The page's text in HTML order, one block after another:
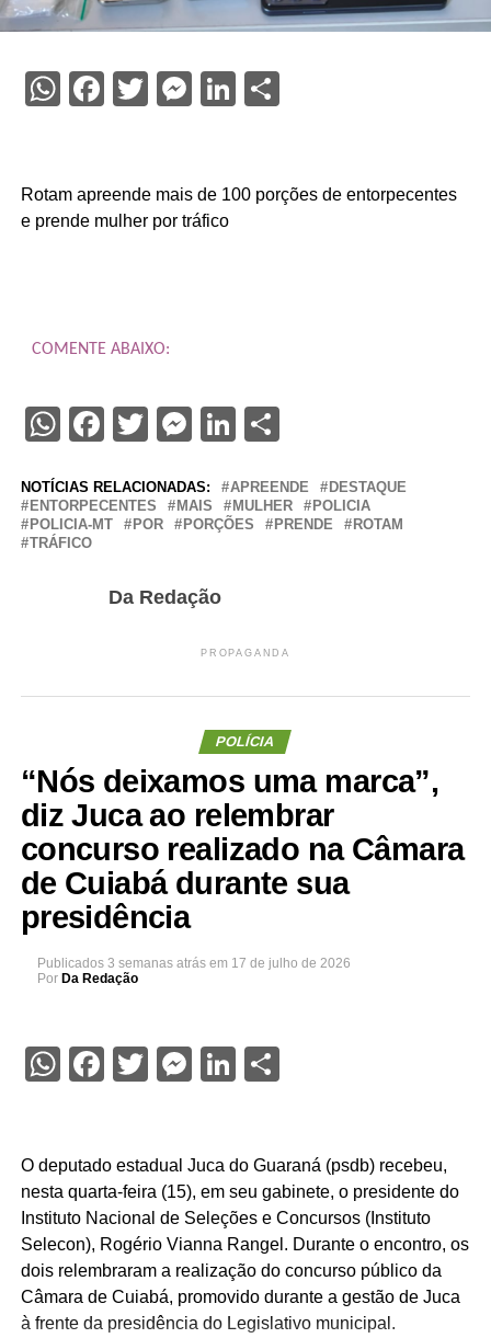
WhatsApp
Facebook
Twitter
Messenger
LinkedIn
Share
Rotam apreende mais de 100 porções de entorpecentes
e prende mulher por tráfico
COMENTE ABAIXO:
WhatsApp
Facebook
Twitter
Messenger
LinkedIn
Share
NOTÍCIAS RELACIONADAS: APREENDE
DESTAQUE
ENTORPECENTES
MAIS MULHER
POLICIA
POLICIA-MT
POR PORÇÕES PRENDE
ROTAM
TRÁFICO
Da Redação
PROPAGANDA
POLÍCIA
“Nós deixamos uma marca”,
diz Juca ao relembrar
concurso realizado na Câmara
de Cuiabá durante sua
presidência
Publicados 3 semanas atrás em 17 de julho de 2026
Por Da Redação
WhatsApp
Facebook
Twitter
Messenger
LinkedIn
Share
O deputado estadual Juca do Guaraná (psdb) recebeu,
nesta quarta-feira (15), em seu gabinete, o presidente do
Instituto Nacional de Seleções e Concursos (Instituto
Selecon), Rogério Vianna Rangel. Durante o encontro, os
dois relembraram a realização do concurso público da
Câmara de Cuiabá, promovido durante a gestão de Juca
à frente da presidência do Legislativo municipal.